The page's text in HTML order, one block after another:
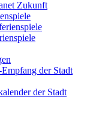
Zukunft
der Stadt
der Stadt